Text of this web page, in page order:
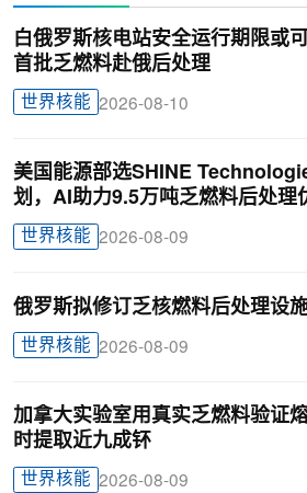
白俄罗斯核电站安全运行期限或
首批乏燃料赴俄后处理
世界核能 2026-08-10
美国能源部选SHINE
划，AI助力9.5万吨乏燃料后处理
世界核能 2026-08-09
俄罗斯拟修订乏核燃料后处理设
世界核能 2026-08-09
加拿大实验室用真实乏燃料验证
时提取近九成钚
世界核能 2026-08-09